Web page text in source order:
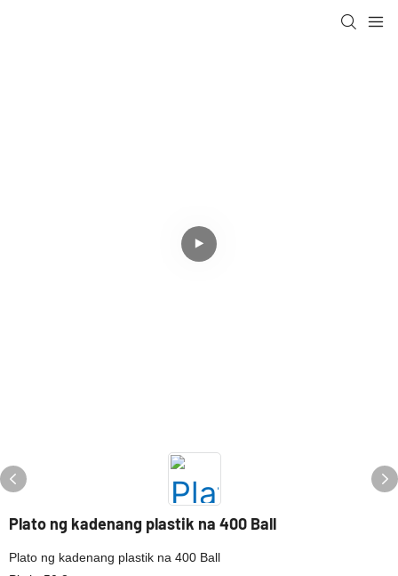
Plato ng kadenang plastik na 400 Ball
Plato ng kadenang plastik na 400 Ball